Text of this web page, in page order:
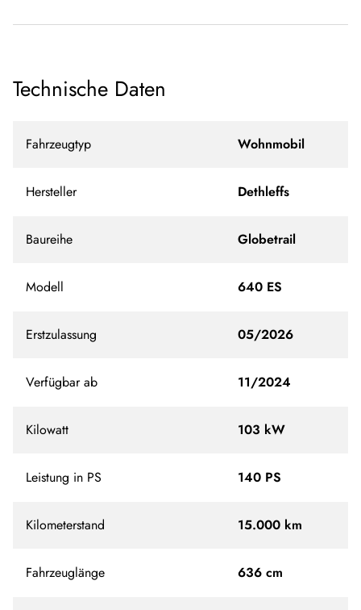
Technische Daten
Fahrzeugtyp Wohnmobil
Hersteller Dethleffs
Baureihe Globetrail
Modell 640 ES
Erstzulassung 05/2026
Verfügbar ab 11/2024
Kilowatt 103 kW
Leistung in PS 140 PS
Kilometerstand 15.000 km
Fahrzeuglänge 636 cm